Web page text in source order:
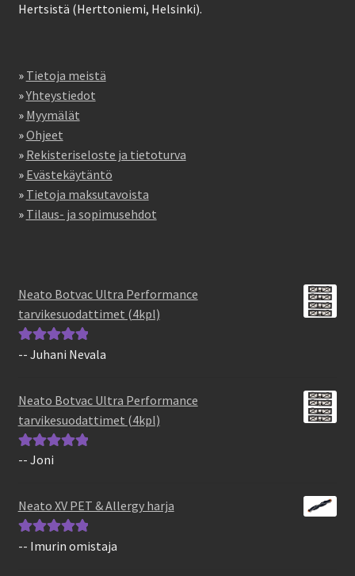
Hertsistä (Herttoniemi, Helsinki).
» Tietoja meistä
»Yhteystiedot
» Myymälät
»Ohjeet
» Rekisteriseloste ja tietoturva
» Evästekäytäntö
» Tietoja maksutavoista
» Tilaus- ja sopimusehdot
Neato Botvac Ultra Performance
tarvikesuodattimet (4kpl)
Arvostelu
-- Juhani Nevala
Neato Botvac Ultra Performance
tarvikesuodattimet (4kpl)
Arvostelu
-- Joni
Neato XV PET & Allergy harja
Arvostelu
-- Imurin omistaja